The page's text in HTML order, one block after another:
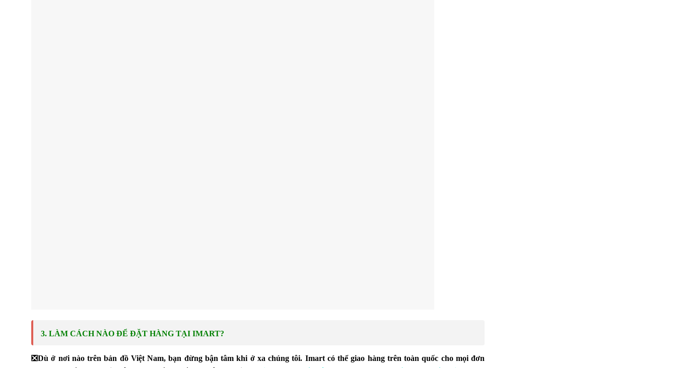
3. LÀM CÁCH NÀO ĐỂ ĐẶT HÀNG TẠI IMART?
❎Dù ở nơi nào trên bản đồ Việt Nam, bạn đừng bận tâm khi ở xa chúng tôi. Imart có thể giao hàng trên toàn quốc cho mọi đơn